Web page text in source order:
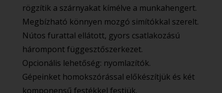
rögzítik a szárnyakat kímélve a munkahengert.
Megbízható könnyen mozgó simítókkal szerelt.
Nútos furattal ellátott, gyors csatlakozású
hárompont függesztőszerkezet.
Opcionális lehetőség: nyomlazítók.
Gépeinket homokszórással előkészítjük és két
komponensű festékkel festjük.